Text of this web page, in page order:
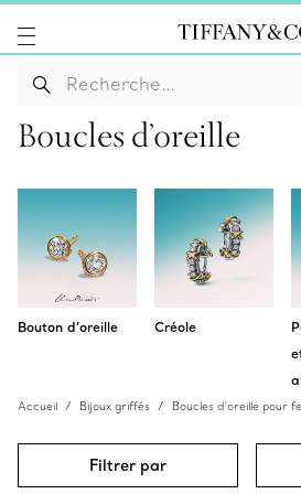
Boucles d’oreille
Bouton d’oreille Créole
Accueil Bijoux griffés Boucles d’oreille pour
Filtrer par